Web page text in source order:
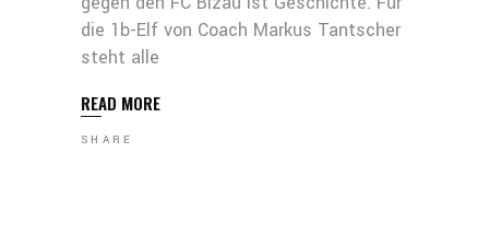
die 1b-Elf von Coach Markus Tantscher
steht alle
READ MORE
SHARE